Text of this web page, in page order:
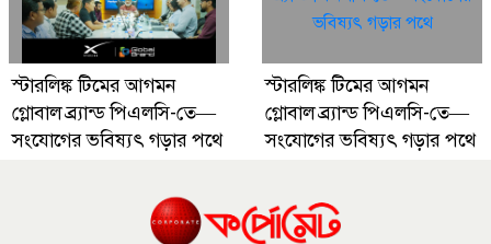
স্টারলিঙ্ক টিমের আগমন
গ্লোবাল ব্র্যান্ড পিএলসি-তে—
সংযোগের ভবিষ্যৎ গড়ার পথে
স্টারলিঙ্ক টিমের আগমন
গ্লোবাল ব্র্যান্ড পিএলসি-তে—
সংযোগের ভবিষ্যৎ গড়ার পথে